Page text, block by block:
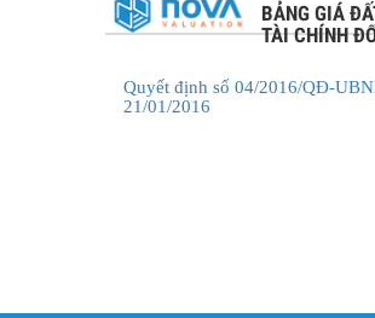
BẢNG GIÁ
TÀI CHÍNH
Quyết định số 04/2016/QĐ-
21/01/2016